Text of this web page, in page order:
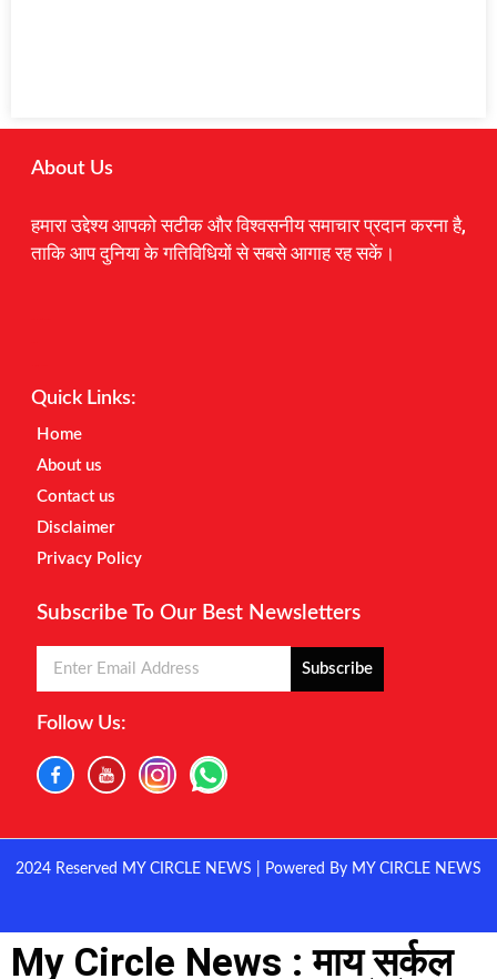
About Us
हमारा उद्देश्य आपको सटीक और विश्वसनीय समाचार प्रदान करना है,
ताकि आप दुनिया के गतिविधियों से सबसे आगाह रह सकें।
Quick Links:
Home
About us
Contact us
Disclaimer
Privacy Policy
Subscribe To Our Best Newsletters
Subscribe
Follow Us:
2024 Reserved MY CIRCLE NEWS | Powered By MY CIRCLE NEWS
My Circle News : माय सर्कल